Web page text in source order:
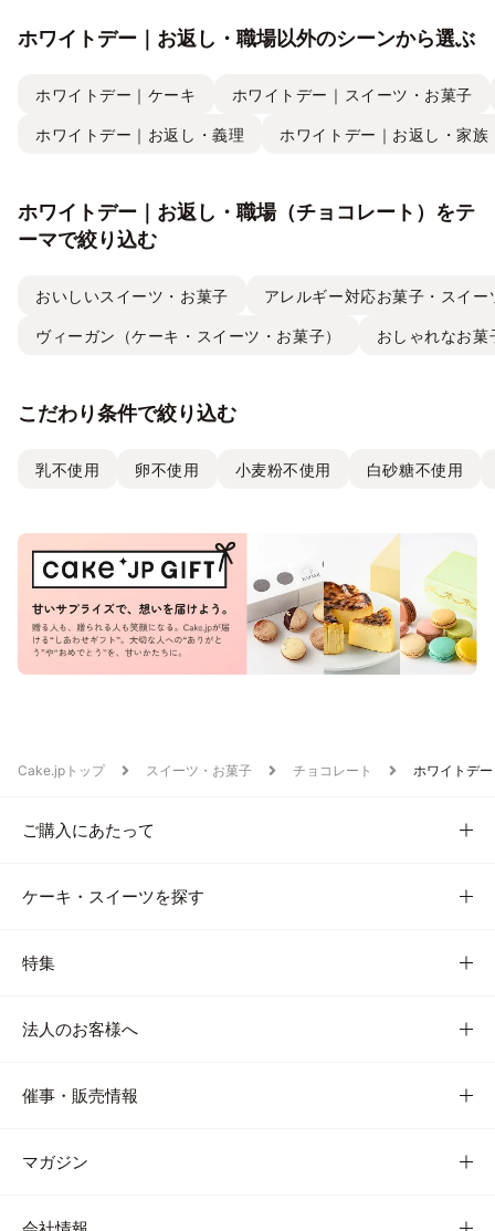
ホワイトデー｜お返し・職場以外のシーンから選ぶ
ホワイトデー｜ケーキ ホワイトデー｜スイーツ・お菓子
ホワイトデー｜お返し・義理 ホワイトデー｜お返し・家族
ホワイトデー｜お返し・職場（チョコレート）をテ
ーマで絞り込む
おいしいスイーツ・お菓子 アレルギー対応お菓子・スイー
ヴィーガン（ケーキ・スイーツ・お菓子） おしゃれなお菓
こだわり条件で絞り込む
乳不使用 卵不使用 小麦粉不使用 白砂糖不使用
Cake.jpトップ スイーツ・お菓子 チョコレート ホワイトデ
ご購入にあたって
ケーキ・スイーツを探す
特集
法人のお客様へ
催事・販売情報
マガジン